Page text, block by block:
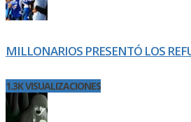
MILLONARIOS PRESENTÓ LOS
1.3K VISUALIZACIONES